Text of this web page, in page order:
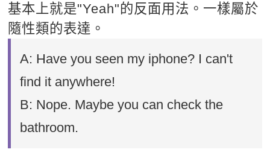
基本上就是"Yeah"的反面用法。一樣屬於
隨性類的表達。
A: Have you seen my iphone? I can't
find it anywhere!
B: Nope. Maybe you can check the
bathroom.